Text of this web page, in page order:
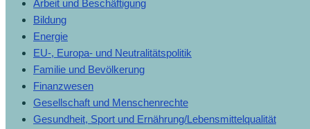
Arbeit und Beschäftigung
Bildung
Energie
EU-, Europa- und Neutralitätspolitik
Familie und Bevölkerung
Finanzwesen
Gesellschaft und Menschenrechte
Gesundheit, Sport und Ernährung/Lebensmittelqualität